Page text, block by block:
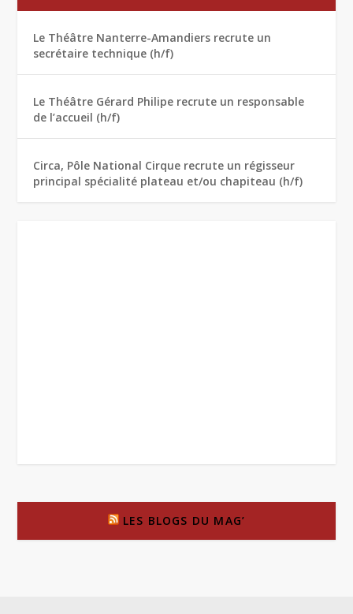
Le Théâtre Nanterre-Amandiers recrute un
secrétaire technique (h/f)
Le Théâtre Gérard Philipe recrute un responsable
de l’accueil (h/f)
Circa, Pôle National Cirque recrute un régisseur
principal spécialité plateau et/ou chapiteau (h/f)
LES BLOGS DU MAG’